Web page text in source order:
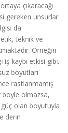
çıkaracağı
gereken unsurlar
da
teknik ve
Örneğin
iş kaybı etkisi gibi.
boyutları
rastlanmamış
böyle olmazsa,
olan boyutuyla
derin